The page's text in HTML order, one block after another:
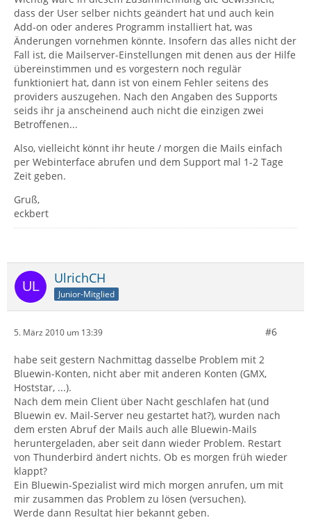
dass der User selber nichts geändert hat und auch kein
Add-on oder anderes Programm installiert hat, was
Änderungen vornehmen könnte. Insofern das alles nicht der
Fall ist, die Mailserver-Einstellungen mit denen aus der Hilfe
übereinstimmen und es vorgestern noch regulär
funktioniert hat, dann ist von einem Fehler seitens des
providers auszugehen. Nach den Angaben des Supports
seids ihr ja anscheinend auch nicht die einzigen zwei
Betroffenen...
Also, vielleicht könnt ihr heute / morgen die Mails einfach
per Webinterface abrufen und dem Support mal 1-2 Tage
Zeit geben.
Gruß,
eckbert
UlrichCH
Junior-Mitglied
5. März 2010 um 13:39 #6
habe seit gestern Nachmittag dasselbe Problem mit 2
Bluewin-Konten, nicht aber mit anderen Konten (GMX,
Hoststar, ...).
Nach dem mein Client über Nacht geschlafen hat (und
Bluewin ev. Mail-Server neu gestartet hat?), wurden nach
dem ersten Abruf der Mails auch alle Bluewin-Mails
heruntergeladen, aber seit dann wieder Problem. Restart
von Thunderbird ändert nichts. Ob es morgen früh wieder
klappt?
Ein Bluewin-Spezialist wird mich morgen anrufen, um mit
mir zusammen das Problem zu lösen (versuchen).
Werde dann Resultat hier bekannt geben.